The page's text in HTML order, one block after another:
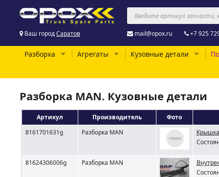
Ваш городСаратов mail@opox.ru +7 925
Разборка Агрегаты Кузовные детали
Разборка MAN. Кузовные детали
Артикул Производитель
Фото
8161701631g
Разборка MAN
81624306006g Разборка MAN